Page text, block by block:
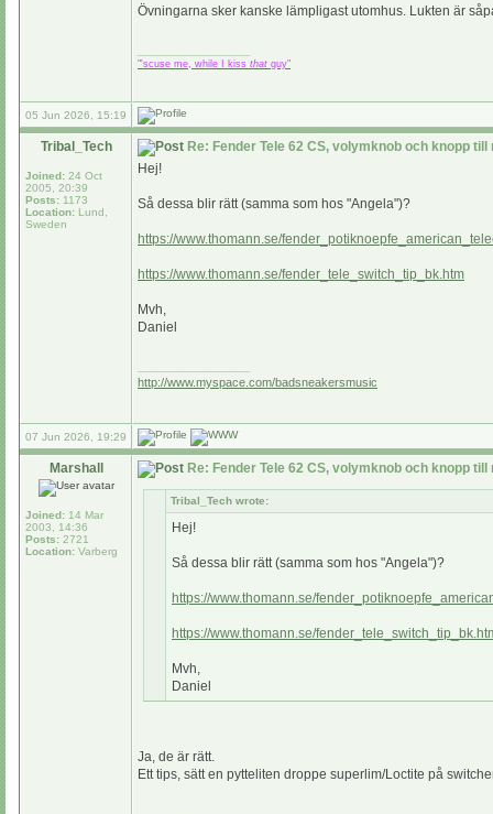
Övningarna sker kanske lämpligast utomhus. Lukten är
"'scuse me, while I kiss that guy"
05 Jun 2026, 15:19
Tribal_Tech
Joined: 24 Oct
2005, 20:39
Posts: 1173
Location: Lund,
Sweden
Re: Fender Tele 62 CS, volymknob och knopp
Hej!
Så dessa blir rätt (samma som hos "Angela")?
https://www.thomann.se/
https://www.thomann.se/fender_tele_switch_tip_bk.htm
Mvh,
Daniel
http://www.myspace.com/badsneakersmusic
07 Jun 2026, 19:29
Marshall
Joined: 14 Mar
2003, 14:36
Posts: 2721
Location: Varberg
Re: Fender Tele 62 CS, volymknob och knopp
Tribal_Tech wrote:
Hej!
Så dessa blir rätt (samma som hos "Angela")?
https://www.thomann.se/
https://www.thomann.se/
Mvh,
Daniel
Ja, de är rätt.
Ett tips, sätt en pytteliten droppe superlim/Loctite på